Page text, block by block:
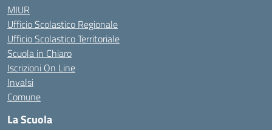
MIUR
Ufficio Scolastico Regionale
Ufficio Scolastico Territoriale
Scuola in Chiaro
Iscrizioni On Line
Invalsi
Comune
La Scuola